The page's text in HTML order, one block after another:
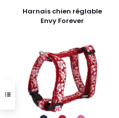
Harnais chien réglable
Envy Forever